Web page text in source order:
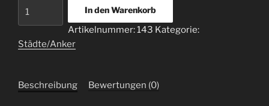
Petersburg
1
In den Warenkorb
Artikelnummer:143 Kategorie:
Städte/Anker
Beschreibung Bewertungen (0)